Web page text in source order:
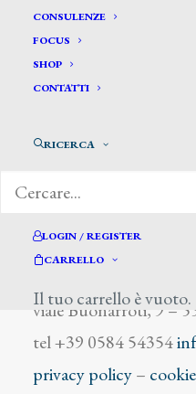
CONSULENZE
FOCUS
SHOP
CONTATTI
RICERCA
LOGIN / REGISTER
CARRELLO
Il tuo carrello è vuoto.
Mazza L.
viale Buonarroti, 9 –
tel +39 0584 54354
privacy policy–